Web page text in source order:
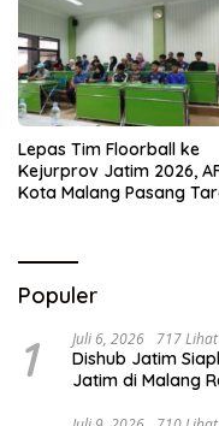
Lepas Tim Floorball ke
Kejurprov Jatim 2026,
Kota Malang Pasang
Populer
1 Juli 6, 2026 717 Lihat
Dishub Jatim
Jatim di Malang